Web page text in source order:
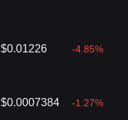
$0.01226 -4.85%
$0.0007384 -1.27%